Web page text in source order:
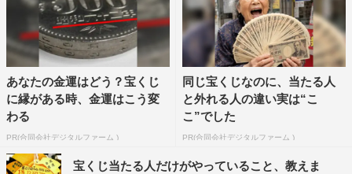
あなたの金運はどう？宝くじ
に縁がある時、金運はこう変
わる
PR(合同会社デジタルファーム )
同じ宝くじなのに、当たる人
と外れる人の違い実は“こ
こ”でした
PR(合同会社デジタルファーム )
宝くじ当たる人だけがやっていること、教えま